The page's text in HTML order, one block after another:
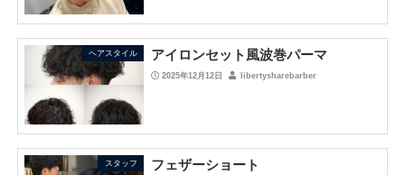
ヘアスタイル アイロンセット風波巻パーマ
2025年12月12日 libertysharebarber
スタッフ フェザーショート